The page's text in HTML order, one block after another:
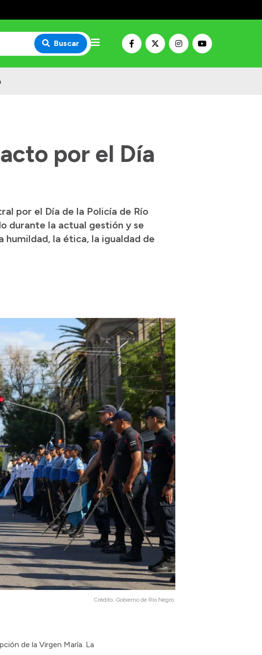
Buscar
por el Día
por el Día de la Policía de Río
durante la actual gestión y se
humildad, la ética, la igualdad de
Crédito: Gobierno de Río Negro.
de la Virgen María. La